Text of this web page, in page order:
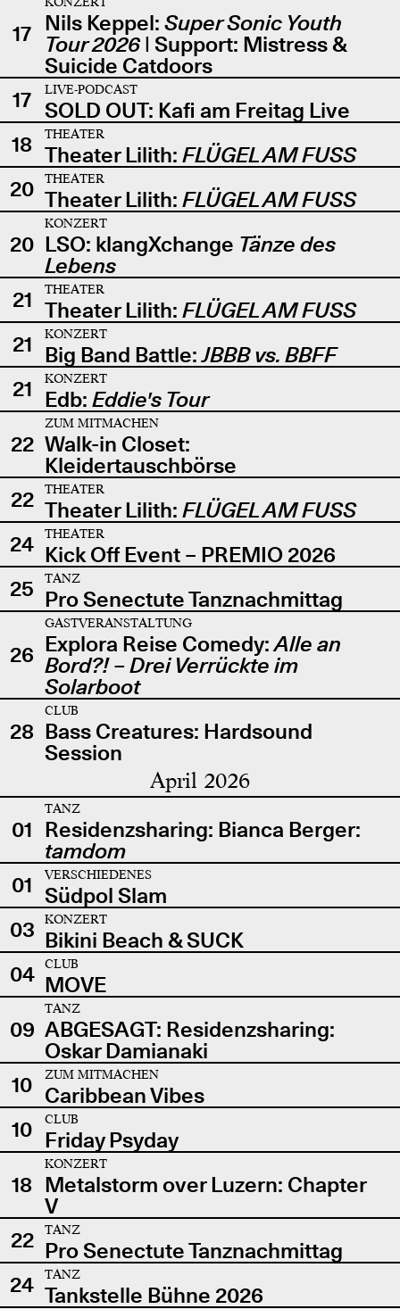
17 Nils Keppel: Super Sonic Youth
Tour 2026| Support: Mistress &
Suicide Catdoors
17
LIVE-PODCAST
SOLD OUT: Kafi am Freitag Live
18
THEATER
Theater Lilith: FLÜGEL AM FUSS
20
THEATER
Theater Lilith: FLÜGEL AM FUSS
20
KONZERT
LSO: klangXchange Tänze des
Lebens
21
THEATER
Theater Lilith: FLÜGEL AM FUSS
21
KONZERT
Big Band Battle:JBBB vs. BBFF
21
KONZERT
Edb: Eddie's Tour
22
ZUM MITMACHEN
Walk-in Closet:
Kleidertauschbörse
22
THEATER
Theater Lilith: FLÜGEL AM FUSS
24
THEATER
Kick Off Event – PREMIO 2026
25
TANZ
Pro Senectute Tanznachmittag
26
GASTVERANSTALTUNG
Explora Reise Comedy:Alle an
Bord?! – Drei Verrückte im
Solarboot
28
CLUB
Bass Creatures: Hardsound
Session
April 2026
01
TANZ
Residenzsharing: Bianca Berger:
tamdom
01
VERSCHIEDENES
Südpol Slam
03
KONZERT
Bikini Beach & SUCK
04
CLUB
MOVE
09
TANZ
ABGESAGT: Residenzsharing:
Oskar Damianaki
10
ZUM MITMACHEN
Caribbean Vibes
10
CLUB
Friday Psyday
18
KONZERT
Metalstorm over Luzern: Chapter
V
22
TANZ
Pro Senectute Tanznachmittag
24
TANZ
Tankstelle Bühne 2026